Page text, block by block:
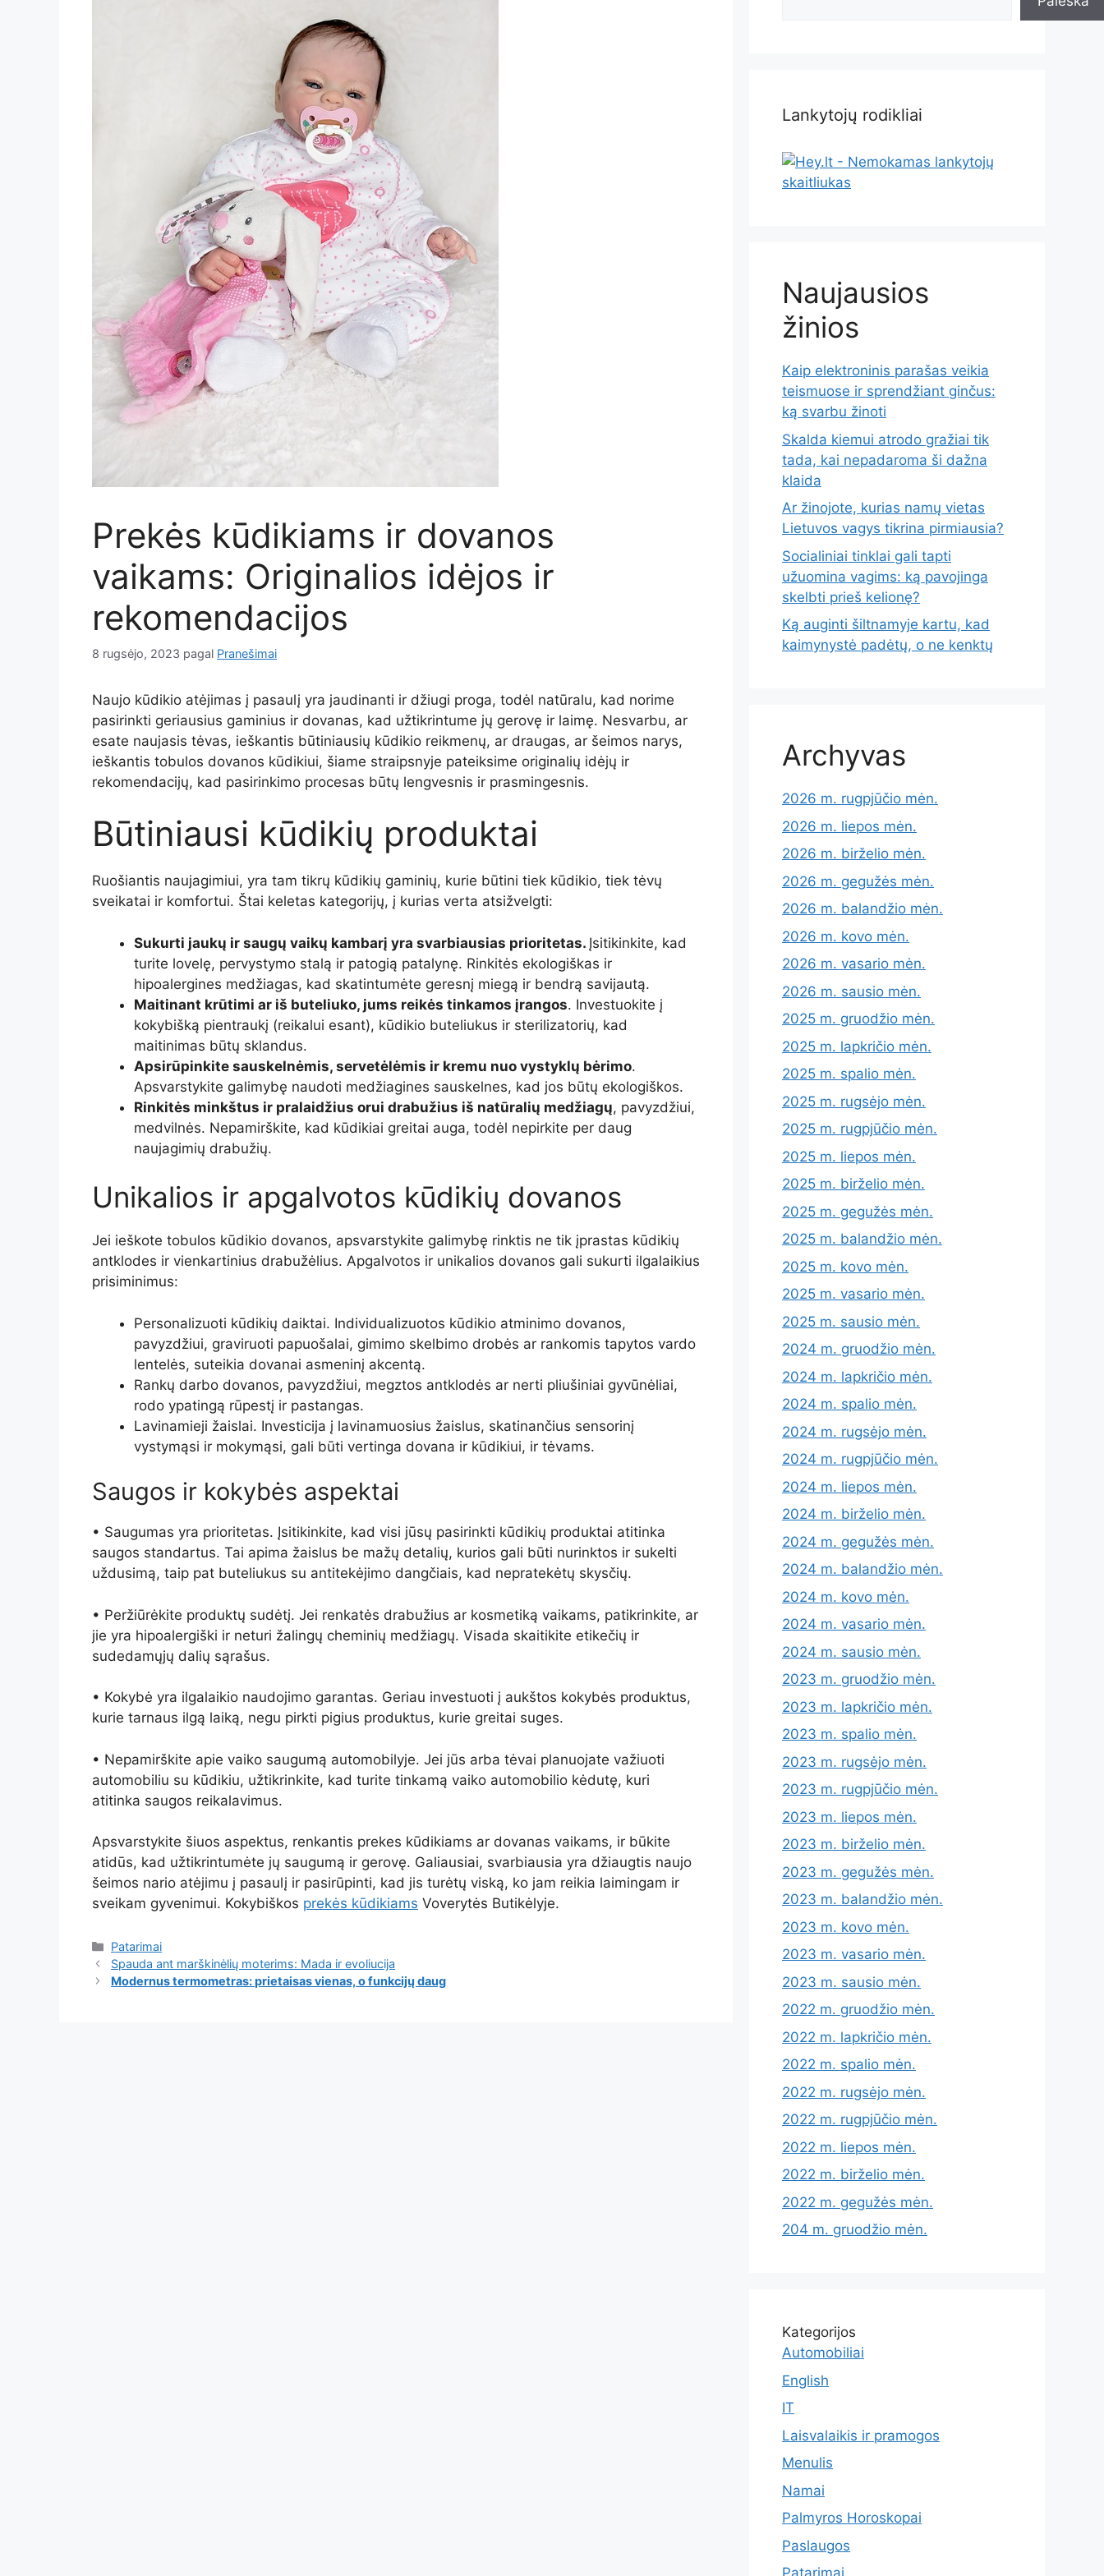
Prekės kūdikiams ir dovanos
vaikams: Originalios idėjos ir
rekomendacijos
8 rugsėjo, 2023 pagal Pranešimai
Naujo kūdikio atėjimas į pasaulį yra jaudinanti ir džiugi proga, todėl natūralu, kad norime
pasirinkti geriausius gaminius ir dovanas, kad užtikrintume jų gerovę ir laimę. Nesvarbu, ar
esate naujasis tėvas, ieškantis būtiniausių kūdikio reikmenų, ar draugas, ar šeimos narys,
ieškantis tobulos dovanos kūdikiui, šiame straipsnyje pateiksime originalių idėjų ir
rekomendacijų, kad pasirinkimo procesas būtų lengvesnis ir prasmingesnis.
Būtiniausi kūdikių produktai
Ruošiantis naujagimiui, yra tam tikrų kūdikių gaminių, kurie būtini tiek kūdikio, tiek tėvų
sveikatai ir komfortui. Štai keletas kategorijų, į kurias verta atsižvelgti:
Sukurti jaukų ir saugų vaikų kambarį yra svarbiausias prioritetas. Įsitikinkite, kad
turite lovelę, pervystymo stalą ir patogią patalynę. Rinkitės ekologiškas ir
hipoalergines medžiagas, kad skatintumėte geresnį miegą ir bendrą savijautą.
Maitinant krūtimi ar iš buteliuko, jums reikės tinkamos įrangos. Investuokite į
kokybišką pientraukį (reikalui esant), kūdikio buteliukus ir sterilizatorių, kad
maitinimas būtų sklandus.
Apsirūpinkite sauskelnėmis, servetėlėmis ir kremu nuo vystyklų bėrimo.
Apsvarstykite galimybę naudoti medžiagines sauskelnes, kad jos būtų ekologiškos.
Rinkitės minkštus ir pralaidžius orui drabužius iš natūralių medžiagų, pavyzdžiui,
medvilnės. Nepamirškite, kad kūdikiai greitai auga, todėl nepirkite per daug
naujagimių drabužių.
Unikalios ir apgalvotos kūdikių dovanos
Jei ieškote tobulos kūdikio dovanos, apsvarstykite galimybę rinktis ne tik įprastas kūdikių
antklodes ir vienkartinius drabužėlius. Apgalvotos ir unikalios dovanos gali sukurti ilgalaikius
prisiminimus:
Personalizuoti kūdikių daiktai. Individualizuotos kūdikio atminimo dovanos,
pavyzdžiui, graviruoti papuošalai, gimimo skelbimo drobės ar rankomis tapytos vardo
lentelės, suteikia dovanai asmeninį akcentą.
Rankų darbo dovanos, pavyzdžiui, megztos antklodės ar nerti pliušiniai gyvūnėliai,
rodo ypatingą rūpestį ir pastangas.
Lavinamieji žaislai. Investicija į lavinamuosius žaislus, skatinančius sensorinį
vystymąsi ir mokymąsi, gali būti vertinga dovana ir kūdikiui, ir tėvams.
Saugos ir kokybės aspektai
• Saugumas yra prioritetas. Įsitikinkite, kad visi jūsų pasirinkti kūdikių produktai atitinka
saugos standartus. Tai apima žaislus be mažų detalių, kurios gali būti nurinktos ir sukelti
uždusimą, taip pat buteliukus su antitekėjimo dangčiais, kad nepratekėtų skysčių.
• Peržiūrėkite produktų sudėtį. Jei renkatės drabužius ar kosmetiką vaikams, patikrinkite, ar
jie yra hipoalergiški ir neturi žalingų cheminių medžiagų. Visada skaitikite etikečių ir
sudedamųjų dalių sąrašus.
• Kokybė yra ilgalaikio naudojimo garantas. Geriau investuoti į aukštos kokybės produktus,
kurie tarnaus ilgą laiką, negu pirkti pigius produktus, kurie greitai suges.
• Nepamirškite apie vaiko saugumą automobilyje. Jei jūs arba tėvai planuojate važiuoti
automobiliu su kūdikiu, užtikrinkite, kad turite tinkamą vaiko automobilio kėdutę, kuri
atitinka saugos reikalavimus.
Apsvarstykite šiuos aspektus, renkantis prekes kūdikiams ar dovanas vaikams, ir būkite
atidūs, kad užtikrintumėte jų saugumą ir gerovę. Galiausiai, svarbiausia yra džiaugtis naujo
šeimos nario atėjimu į pasaulį ir pasirūpinti, kad jis turėtų viską, ko jam reikia laimingam ir
sveikam gyvenimui. Kokybiškos prekės kūdikiams Voverytės Butikėlyje.
Kategorijos
Patarimai
Spauda ant marškinėlių moterims: Mada ir evoliucija
Modernus termometras: prietaisas vienas, o funkcijų daug
Lankytojų rodikliai
Naujausios
žinios
Kaip elektroninis parašas veikia
teismuose ir sprendžiant ginčus:
ką svarbu žinoti
Skalda kiemui atrodo gražiai tik
tada, kai nepadaroma ši dažna
klaida
Ar žinojote, kurias namų vietas
Lietuvos vagys tikrina pirmiausia?
Socialiniai tinklai gali tapti
užuomina vagims: ką pavojinga
skelbti prieš kelionę?
Ką auginti šiltnamyje kartu, kad
kaimynystė padėtų, o ne kenktų
Archyvas
2026 m. rugpjūčio mėn.
2026 m. liepos mėn.
2026 m. birželio mėn.
2026 m. gegužės mėn.
2026 m. balandžio mėn.
2026 m. kovo mėn.
2026 m. vasario mėn.
2026 m. sausio mėn.
2025 m. gruodžio mėn.
2025 m. lapkričio mėn.
2025 m. spalio mėn.
2025 m. rugsėjo mėn.
2025 m. rugpjūčio mėn.
2025 m. liepos mėn.
2025 m. birželio mėn.
2025 m. gegužės mėn.
2025 m. balandžio mėn.
2025 m. kovo mėn.
2025 m. vasario mėn.
2025 m. sausio mėn.
2024 m. gruodžio mėn.
2024 m. lapkričio mėn.
2024 m. spalio mėn.
2024 m. rugsėjo mėn.
2024 m. rugpjūčio mėn.
2024 m. liepos mėn.
2024 m. birželio mėn.
2024 m. gegužės mėn.
2024 m. balandžio mėn.
2024 m. kovo mėn.
2024 m. vasario mėn.
2024 m. sausio mėn.
2023 m. gruodžio mėn.
2023 m. lapkričio mėn.
2023 m. spalio mėn.
2023 m. rugsėjo mėn.
2023 m. rugpjūčio mėn.
2023 m. liepos mėn.
2023 m. birželio mėn.
2023 m. gegužės mėn.
2023 m. balandžio mėn.
2023 m. kovo mėn.
2023 m. vasario mėn.
2023 m. sausio mėn.
2022 m. gruodžio mėn.
2022 m. lapkričio mėn.
2022 m. spalio mėn.
2022 m. rugsėjo mėn.
2022 m. rugpjūčio mėn.
2022 m. liepos mėn.
2022 m. birželio mėn.
2022 m. gegužės mėn.
204 m. gruodžio mėn.
Kategorijos
Automobiliai
English
IT
Laisvalaikis ir pramogos
Menulis
Namai
Palmyros Horoskopai
Paslaugos